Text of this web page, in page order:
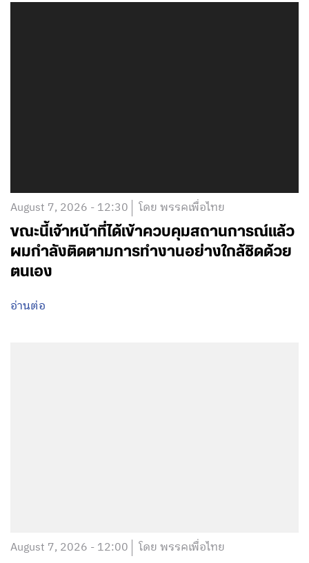
August 7, 2026 - 12:30 โดย พรรคเพื่อไทย
ขณะนี้เจ้าหน้าที่ได้เข้าควบคุมสถานการณ์แล้ว
ผมกำลังติดตามการทำงานอย่างใกล้ชิดด้วย
ตนเอง
อ่านต่อ
August 7, 2026 - 12:00 โดย พรรคเพื่อไทย